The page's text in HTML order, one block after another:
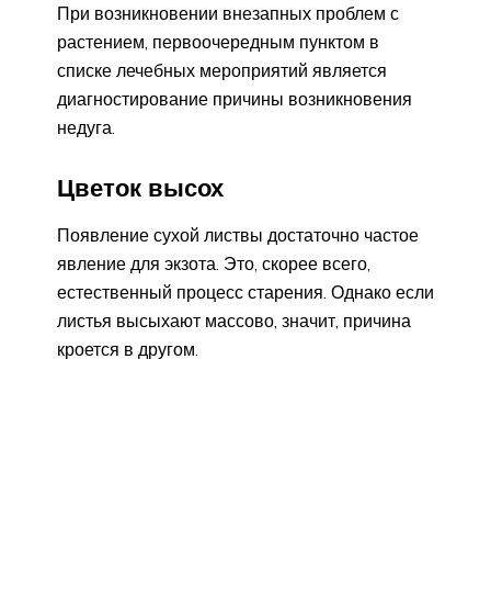
При возникновении внезапных проблем с
растением, первоочередным пунктом в
списке лечебных мероприятий является
диагностирование причины возникновения
недуга.
Цветок высох
Появление сухой листвы достаточно частое
явление для экзота. Это, скорее всего,
естественный процесс старения. Однако если
листья высыхают массово, значит, причина
кроется в другом.